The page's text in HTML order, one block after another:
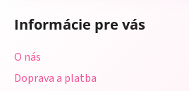
Informácie pre vás
O nás
Doprava a platba